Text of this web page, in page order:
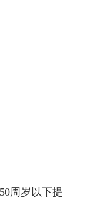
周岁以下提